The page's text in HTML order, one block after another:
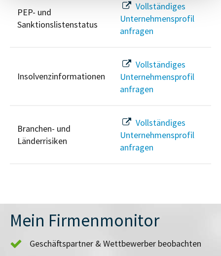
PEP- und
Sanktionslistenstatus
Vollständiges
Unternehmensprofil
anfragen
Insolvenzinformationen
Vollständiges
Unternehmensprofil
anfragen
Branchen- und
Länderrisiken
Vollständiges
Unternehmensprofil
anfragen
Mein Firmenmonitor
Geschäftspartner & Wettbewerber beobachten